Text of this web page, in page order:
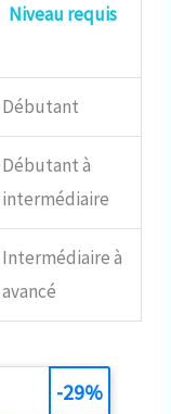
Niveau requis
Débutant
Débutant à
intermédiaire
Intermédiaire à
avancé
-29%